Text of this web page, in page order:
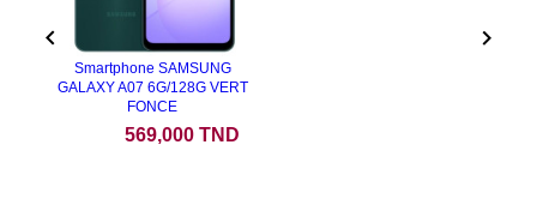
Smartphone SAMSUNG
GALAXY A07 6G/128G VERT
FONCE
569,000 TND
 